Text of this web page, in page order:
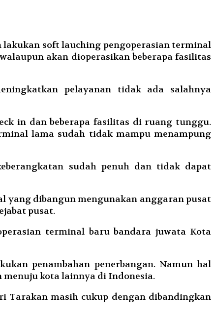
lakukan soft lauching pengoperasian terminal
akan dioperasikan beberapa fasilitas
pelayanan tidak ada salahnya
in dan beberapa fasilitas di ruang tunggu.
lama sudah tidak mampu menampung
sudah penuh dan tidak dapat
yang dibangun mengunakan anggaran pusat
pusat.
terminal baru bandara juwata Kota
penambahan penerbangan. Namun hal
kota lainnya di Indonesia.
Tarakan masih cukup dengan dibandingkan